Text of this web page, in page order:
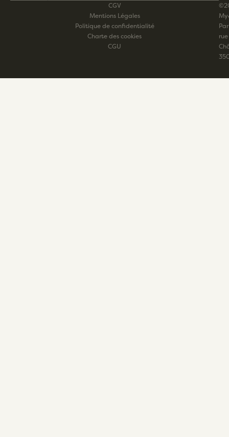
rue
CGV
Mentions Légales
Politique de confidentialité
Charte des cookies
CGU